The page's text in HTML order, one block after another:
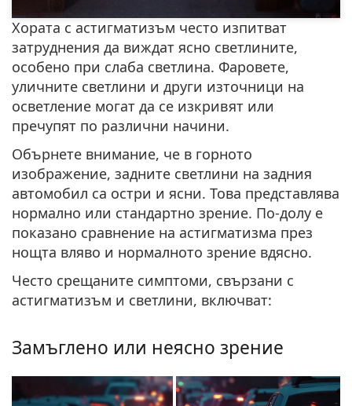
Хората с астигматизъм често изпитват
затруднения да виждат ясно светлините,
особено при слаба светлина. Фаровете,
уличните светлини и други източници на
осветление могат да се изкривят или
пречупят по различни начини.
Обърнете внимание, че в горното
изображение, задните светлини на задния
автомобил са остри и ясни. Това представлява
нормално или стандартно зрение. По-долу е
показано сравнение на астигматизма през
нощта вляво и нормалното зрение вдясно.
Често срещаните симптоми, свързани с
астигматизъм и светлини, включват:
Замъглено или неясно зрение